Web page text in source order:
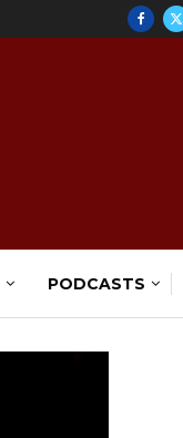
PODCASTS